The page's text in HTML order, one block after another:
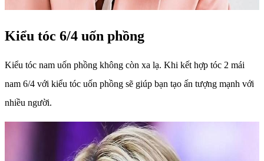
Kiểu tóc 6/4 uốn phồng
Kiểu tóc nam uốn phồng không còn xa lạ. Khi kết hợp tóc 2 mái
nam 6/4 với kiểu tóc uốn phồng sẽ giúp bạn tạo ấn tượng mạnh với
nhiều người.